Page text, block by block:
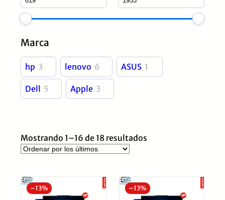
Marca
hp 3 lenovo 6 ASUS 1
Dell 5 Apple 3
Mostrando 1–16 de 18 resultados
–13% –13%